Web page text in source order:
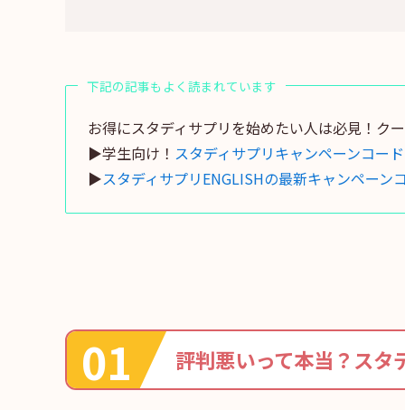
下記の記事もよく読まれています
お得にスタディサプリを始めたい人は必見！ク
▶学生向け！ スタディサプリキャンペーンコー
▶スタディサプリENGLISHの最新キャンペーン
評判悪いって本当？スタ